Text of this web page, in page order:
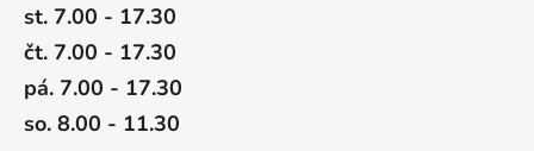
st. 7.00 - 17.30
čt. 7.00 - 17.30
pá. 7.00 - 17.30
so. 8.00 - 11.30